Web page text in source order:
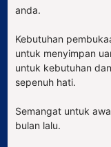
anda.
Kebutuhan
untuk menyimpan
untuk kebutuhan
sepenuh hati.
Semangat untuk
bulan lalu.